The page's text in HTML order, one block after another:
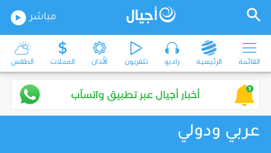
مباشر
القائمة الرئيسية راديو تلفزيون الأذان العملات الطقس
عربي ودولي